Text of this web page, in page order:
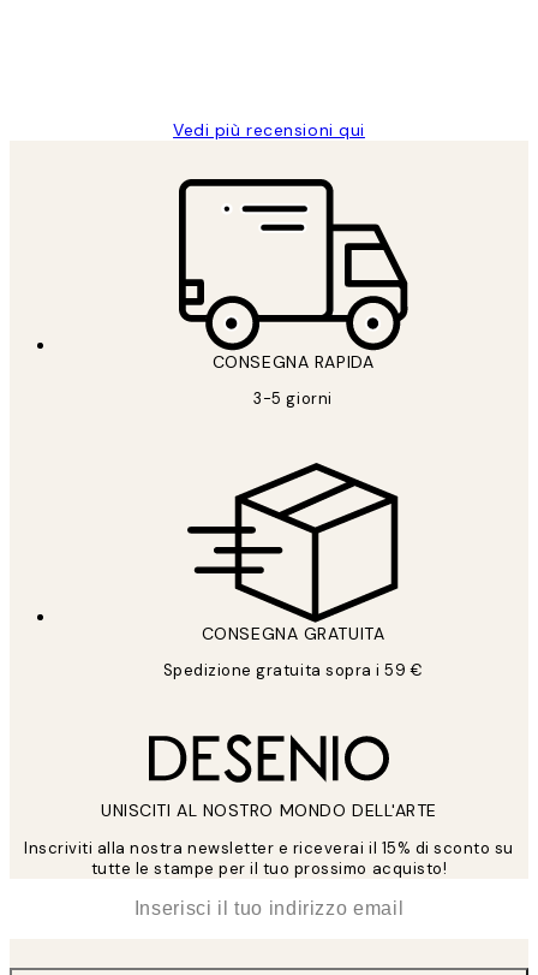
Vedi più recensioni qui
CONSEGNA RAPIDA
3-5 giorni
CONSEGNA GRATUITA
Spedizione gratuita sopra i 59 €
UNISCITI AL NOSTRO MONDO DELL'ARTE
Inscriviti alla nostra newsletter e riceverai il 15% di sconto su
tutte le stampe per il tuo prossimo acquisto!